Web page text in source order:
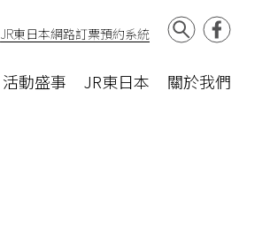
活動盛事 JR東日本 關於我們
JR東日本網路訂票預約系統